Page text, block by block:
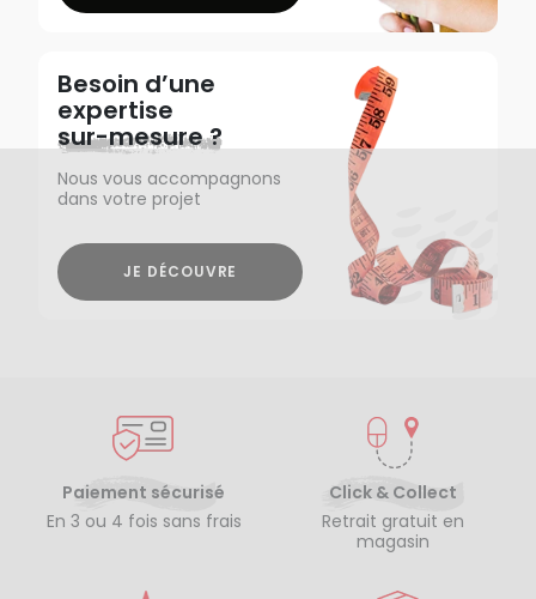
Besoin d’une
expertise
sur-mesure ?
Nous vous accompagnons
dans votre projet
JE DÉCOUVRE
Paiement sécurisé
En 3 ou 4 fois sans frais
Click & Collect
Retrait gratuit en
magasin